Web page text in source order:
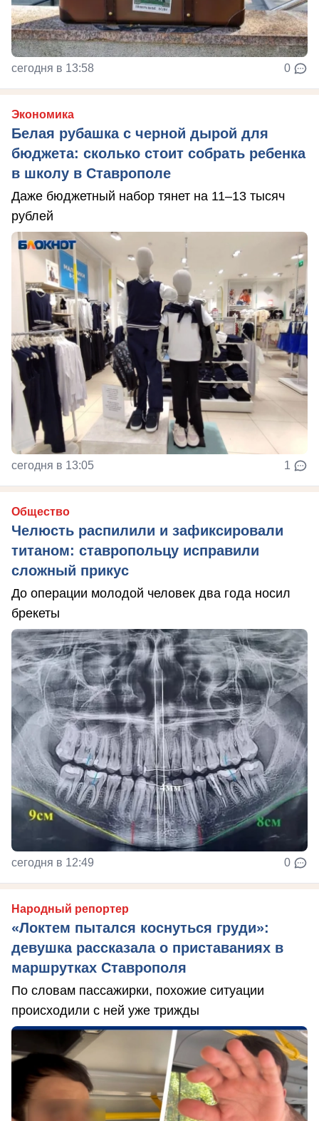
сегодня в 13:58 0
Экономика
Белая рубашка с черной дырой для
бюджета: сколько стоит собрать ребенка
в школу в Ставрополе
Даже бюджетный набор тянет на 11–13 тысяч
рублей
сегодня в 13:05 1
Общество
Челюсть распилили и зафиксировали
титаном: ставропольцу исправили
сложный прикус
До операции молодой человек два года носил
брекеты
сегодня в 12:49 0
Народный репортер
«Локтем пытался коснуться груди»:
девушка рассказала о приставаниях в
маршрутках Ставрополя
По словам пассажирки, похожие ситуации
происходили с ней уже трижды